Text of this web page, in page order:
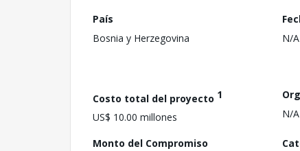
País
Bosnia y Herzegovina
N/A
Costo total del proyecto 1
US$ 10.00 millones
N/A
Monto del Compromiso